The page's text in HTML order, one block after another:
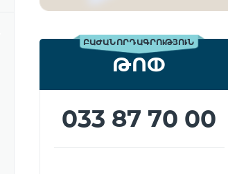
ԲԱԺԱՆՈՐԴԱԳՐՈՒԹՅՈՒՆ
ԹՈՓ
033 87 70 00